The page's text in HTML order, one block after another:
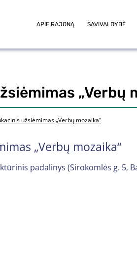
APIE RAJONĄ SAVIVALDYBĖ
„Verbų
užsiėmimas „Verbų mozaika“
„Verbų mozaika“
padalinys (Sirokomlės g. 5,